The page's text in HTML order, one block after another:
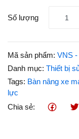
Số lượng
Mã sản phẩm: VNS -
Danh mục: Thiết bị
Tags: Bàn nâng xe
lực
Chia sẻ: